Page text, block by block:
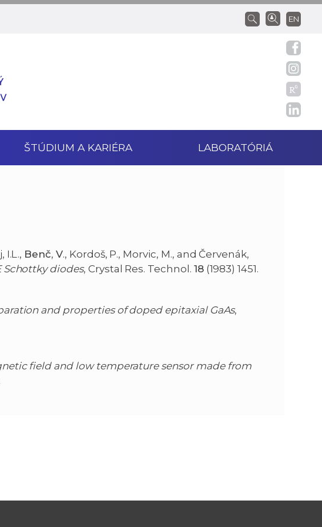
EN
ŠTÚDIUM A KARIÉRA LABORATÓRIÁ
I.L., Benč, V., Kordoš, P., Morvic, M., and Červenák,
Schottky diodes, Crystal Res. Technol. 18(1983) 1451.
and properties of doped epitaxial GaAs,
field and low temperature sensor made from